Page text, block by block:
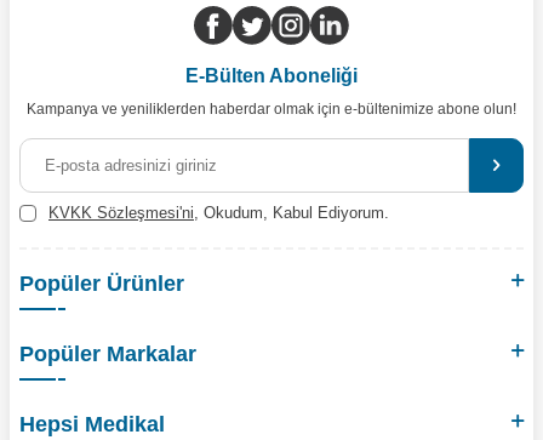
E-Bülten Aboneliği
Kampanya ve yeniliklerden haberdar olmak için e-bültenimize abone olun!
KVKK Sözleşmesi'ni , Okudum, Kabul Ediyorum.
Popüler Ürünler
Popüler Markalar
Hepsi Medikal